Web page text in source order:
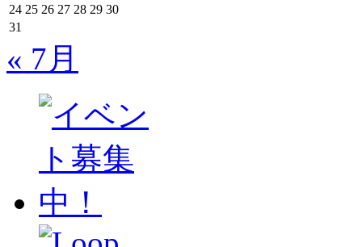
24 25 26 27 28 29 30
31
« 7月